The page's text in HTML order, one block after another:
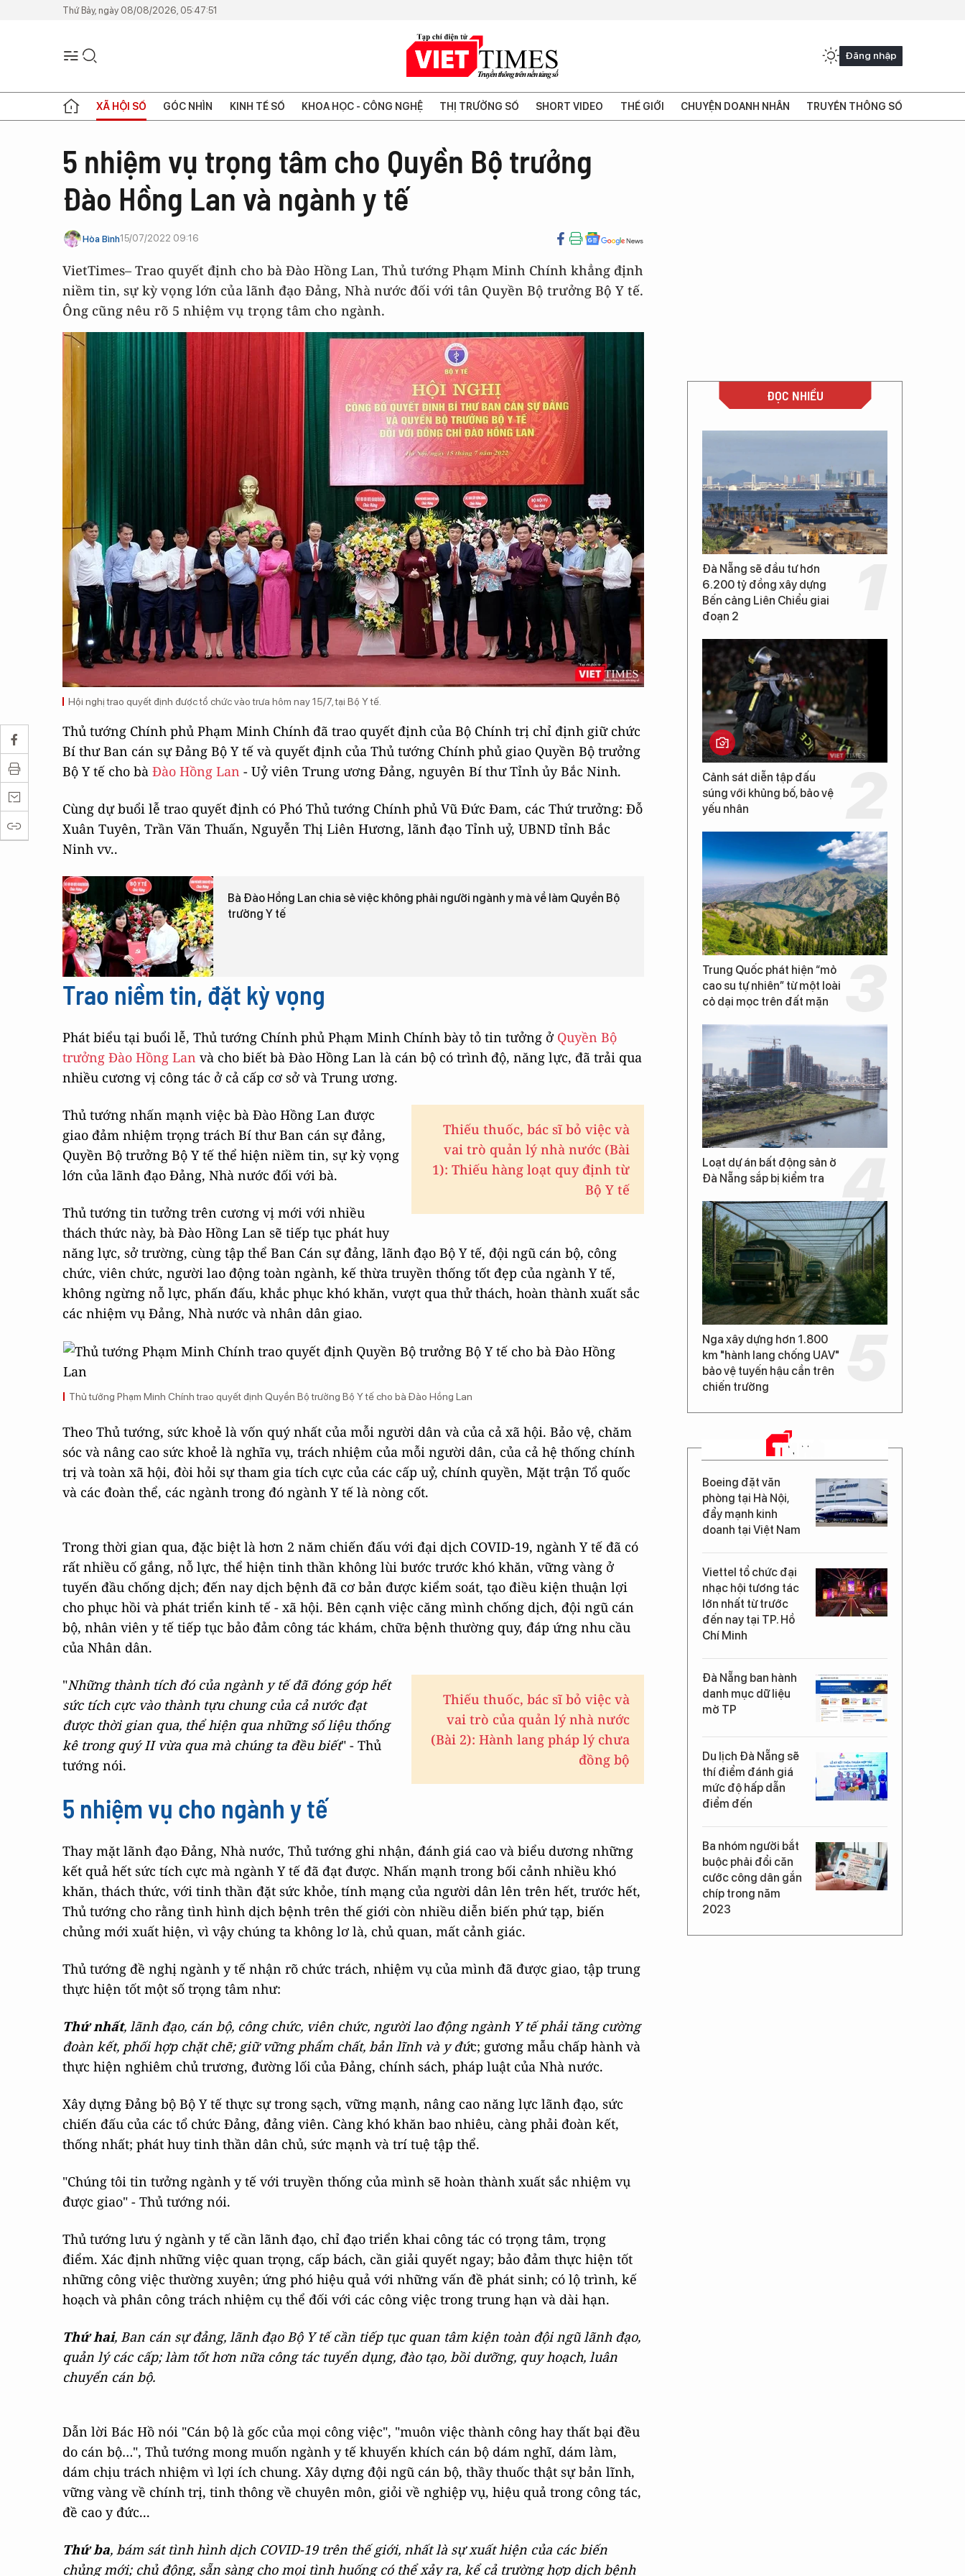
Thứ Bảy, ngày 08/08/2026, 05:47:51
Đăng nhập
XÃ HỘI SỐ GÓC NHÌN KINH TẾ SỐ KHOA HỌC - CÔNG NGHỆ THỊ TRƯỜNG SỐ SHORT VIDEO THẾ GIỚI CHUYỆN DOANH NHÂN TRUYỀN THÔNG SỐ
5 nhiệm vụ trọng tâm cho Quyền Bộ trưởng
Đào Hồng Lan và ngành y tế
Hòa Bình15/07/2022 09:16
VietTimes– Trao quyết định cho bà Đào Hồng Lan, Thủ tướng Phạm Minh Chính khẳng định
niềm tin, sự kỳ vọng lớn của lãnh đạo Đảng, Nhà nước đối với tân Quyền Bộ trưởng Bộ Y tế.
Ông cũng nêu rõ 5 nhiệm vụ trọng tâm cho ngành.
Hội nghị trao quyết định được tổ chức vào trưa hôm nay 15/7, tại Bộ Y tế.
Thủ tướng Chính phủ Phạm Minh Chính đã trao quyết định của Bộ Chính trị chỉ định giữ chức
Bí thư Ban cán sự Đảng Bộ Y tế và quyết định của Thủ tướng Chính phủ giao Quyền Bộ trưởng
Bộ Y tế cho bà Đào Hồng Lan - Uỷ viên Trung ương Đảng, nguyên Bí thư Tỉnh ủy Bắc Ninh.
Cùng dự buổi lễ trao quyết định có Phó Thủ tướng Chính phủ Vũ Đức Đam, các Thứ trưởng: Đỗ
Xuân Tuyên, Trần Văn Thuấn, Nguyễn Thị Liên Hương, lãnh đạo Tỉnh uỷ, UBND tỉnh Bắc
Ninh vv..
Bà Đào Hồng Lan chia sẻ việc không phải người ngành y mà về làm Quyền Bộ
trưởng Y tế
Trao niềm tin, đặt kỳ vọng
Phát biểu tại buổi lễ, Thủ tướng Chính phủ Phạm Minh Chính bày tỏ tin tưởng ở Quyền Bộ
trưởng Đào Hồng Lan và cho biết bà Đào Hồng Lan là cán bộ có trình độ, năng lực, đã trải qua
nhiều cương vị công tác ở cả cấp cơ sở và Trung ương.
Thiếu thuốc, bác sĩ bỏ việc và
vai trò quản lý nhà nước (Bài
1): Thiếu hàng loạt quy định từ
Bộ Y tế
Thủ tướng nhấn mạnh việc bà Đào Hồng Lan được
giao đảm nhiệm trọng trách Bí thư Ban cán sự đảng,
Quyền Bộ trưởng Bộ Y tế thể hiện niềm tin, sự kỳ vọng
lớn của lãnh đạo Đảng, Nhà nước đối với bà.
Thủ tướng tin tưởng trên cương vị mới với nhiều
thách thức này, bà Đào Hồng Lan sẽ tiếp tục phát huy
năng lực, sở trường, cùng tập thể Ban Cán sự đảng, lãnh đạo Bộ Y tế, đội ngũ cán bộ, công
chức, viên chức, người lao động toàn ngành, kế thừa truyền thống tốt đẹp của ngành Y tế,
không ngừng nỗ lực, phấn đấu, khắc phục khó khăn, vượt qua thử thách, hoàn thành xuất sắc
các nhiệm vụ Đảng, Nhà nước và nhân dân giao.
Thủ tướng Phạm Minh Chính trao quyết định Quyền Bộ trưởng Bộ Y tế cho bà Đào Hồng Lan
Theo Thủ tướng, sức khoẻ là vốn quý nhất của mỗi người dân và của cả xã hội. Bảo vệ, chăm
sóc và nâng cao sức khoẻ là nghĩa vụ, trách nhiệm của mỗi người dân, của cả hệ thống chính
trị và toàn xã hội, đòi hỏi sự tham gia tích cực của các cấp uỷ, chính quyền, Mặt trận Tổ quốc
và các đoàn thể, các ngành trong đó ngành Y tế là nòng cốt.
Trong thời gian qua, đặc biệt là hơn 2 năm chiến đấu với đại dịch COVID-19, ngành Y tế đã có
rất nhiều cố gắng, nỗ lực, thể hiện tinh thần không lùi bước trước khó khăn, vững vàng ở
tuyến đầu chống dịch; đến nay dịch bệnh đã cơ bản được kiểm soát, tạo điều kiện thuận lợi
cho phục hồi và phát triển kinh tế - xã hội. Bên cạnh việc căng mình chống dịch, đội ngũ cán
bộ, nhân viên y tế tiếp tục bảo đảm công tác khám, chữa bệnh thường quy, đáp ứng nhu cầu
của Nhân dân.
Thiếu thuốc, bác sĩ bỏ việc và
vai trò của quản lý nhà nước
(Bài 2): Hành lang pháp lý chưa
đồng bộ
"Những thành tích đó của ngành y tế đã đóng góp hết
sức tích cực vào thành tựu chung của cả nước đạt
được thời gian qua, thể hiện qua những số liệu thống
kê trong quý II vừa qua mà chúng ta đều biết" - Thủ
tướng nói.
5 nhiệm vụ cho ngành y tế
Thay mặt lãnh đạo Đảng, Nhà nước, Thủ tướng ghi nhận, đánh giá cao và biểu dương những
kết quả hết sức tích cực mà ngành Y tế đã đạt được. Nhấn mạnh trong bối cảnh nhiều khó
khăn, thách thức, với tinh thần đặt sức khỏe, tính mạng của người dân lên trên hết, trước hết,
Thủ tướng cho rằng tình hình dịch bệnh trên thế giới còn nhiều diễn biến phứ tạp, biến
chủng mới xuất hiện, vì vậy chúng ta không lơ là, chủ quan, mất cảnh giác.
Thủ tướng đề nghị ngành y tế nhận rõ chức trách, nhiệm vụ của mình đã được giao, tập trung
thực hiện tốt một số trọng tâm như:
Thứ nhất, lãnh đạo, cán bộ, công chức, viên chức, người lao động ngành Y tế phải tăng cường
đoàn kết, phối hợp chặt chẽ; giữ vững phẩm chất, bản lĩnh và y đức; gương mẫu chấp hành và
thực hiện nghiêm chủ trương, đường lối của Đảng, chính sách, pháp luật của Nhà nước.
Xây dựng Đảng bộ Bộ Y tế thực sự trong sạch, vững mạnh, nâng cao năng lực lãnh đạo, sức
chiến đấu của các tổ chức Đảng, đảng viên. Càng khó khăn bao nhiêu, càng phải đoàn kết,
thống nhất; phát huy tinh thần dân chủ, sức mạnh và trí tuệ tập thể.
"Chúng tôi tin tưởng ngành y tế với truyền thống của mình sẽ hoàn thành xuất sắc nhiệm vụ
được giao" - Thủ tướng nói.
Thủ tướng lưu ý ngành y tế cần lãnh đạo, chỉ đạo triển khai công tác có trọng tâm, trọng
điểm. Xác định những việc quan trọng, cấp bách, cần giải quyết ngay; bảo đảm thực hiện tốt
những công việc thường xuyên; ứng phó hiệu quả với những vấn đề phát sinh; có lộ trình, kế
hoạch và phân công trách nhiệm cụ thể đối với các công việc trong trung hạn và dài hạn.
Thứ hai, Ban cán sự đảng, lãnh đạo Bộ Y tế cần tiếp tục quan tâm kiện toàn đội ngũ lãnh đạo,
quản lý các cấp; làm tốt hơn nữa công tác tuyển dụng, đào tạo, bồi dưỡng, quy hoạch, luân
chuyển cán bộ.
Dẫn lời Bác Hồ nói "Cán bộ là gốc của mọi công việc", "muôn việc thành công hay thất bại đều
do cán bộ…", Thủ tướng mong muốn ngành y tế khuyến khích cán bộ dám nghĩ, dám làm,
dám chịu trách nhiệm vì lợi ích chung. Xây dựng đội ngũ cán bộ, thầy thuốc thật sự bản lĩnh,
vững vàng về chính trị, tinh thông về chuyên môn, giỏi về nghiệp vụ, hiệu quả trong công tác,
đề cao y đức...
Thứ ba, bám sát tình hình dịch COVID-19 trên thế giới, nhất là sự xuất hiện của các biến
chủng mới; chủ động, sẵn sàng cho mọi tình huống có thể xảy ra, kể cả trường hợp dịch bệnh
ĐỌC NHIỀU
Đà Nẵng sẽ đầu tư hơn
6.200 tỷ đồng xây dựng
Bến cảng Liên Chiểu giai
đoạn 2
Cảnh sát diễn tập đấu
súng với khủng bố, bảo vệ
yếu nhân
Trung Quốc phát hiện “mỏ
cao su tự nhiên” từ một loài
cỏ dại mọc trên đất mặn
Loạt dự án bất động sản ở
Đà Nẵng sắp bị kiểm tra
Nga xây dựng hơn 1.800
km "hành lang chống UAV"
bảo vệ tuyến hậu cần trên
chiến trường
TIN MỚI
Boeing đặt văn
phòng tại Hà Nội,
đẩy mạnh kinh
doanh tại Việt Nam
Viettel tổ chức đại
nhạc hội tương tác
lớn nhất từ trước
đến nay tại TP. Hồ
Chí Minh
Đà Nẵng ban hành
danh mục dữ liệu
mở TP
Du lịch Đà Nẵng sẽ
thí điểm đánh giá
mức độ hấp dẫn
điểm đến
Ba nhóm người bắt
buộc phải đổi căn
cước công dân gắn
chíp trong năm
2023